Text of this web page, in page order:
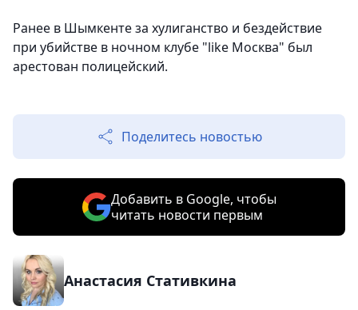
Ранее в Шымкенте за хулиганство и бездействие
при убийстве в ночном клубе "like Москва" был
арестован полицейский.
Поделитесь новостью
Добавить в Google, чтобы
читать новости первым
Анастасия Стативкина